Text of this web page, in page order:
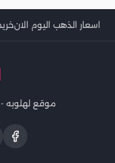
اسعار الذهب اليوم الان
موقع لهلوبه -